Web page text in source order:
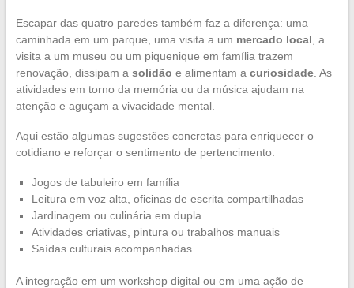
Escapar das quatro paredes também faz a diferença: uma
caminhada em um parque, uma visita a um mercado local , a
visita a um museu ou um piquenique em família trazem
renovação, dissipam a solidão e alimentam a curiosidade. As
atividades em torno da memória ou da música ajudam na
atenção e aguçam a vivacidade mental.
Aqui estão algumas sugestões concretas para enriquecer o
cotidiano e reforçar o sentimento de pertencimento:
Jogos de tabuleiro em família
Leitura em voz alta, oficinas de escrita compartilhadas
Jardinagem ou culinária em dupla
Atividades criativas, pintura ou trabalhos manuais
Saídas culturais acompanhadas
A integração em um workshop digital ou em uma ação de